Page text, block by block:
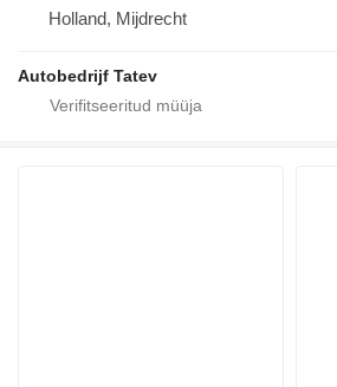
Holland, Mijdrecht
Autobedrijf Tatev